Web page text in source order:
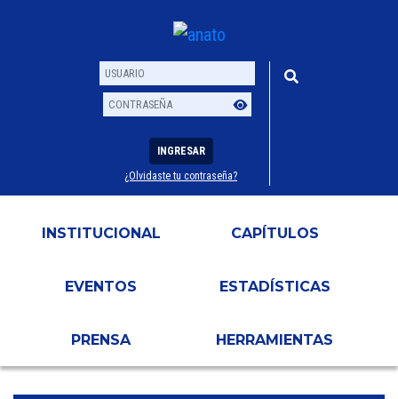
Usuario
Contraseña
INGRESAR
¿Olvidaste tu contraseña?
INSTITUCIONAL CAPÍTULOS
EVENTOS ESTADÍSTICAS
PRENSA HERRAMIENTAS